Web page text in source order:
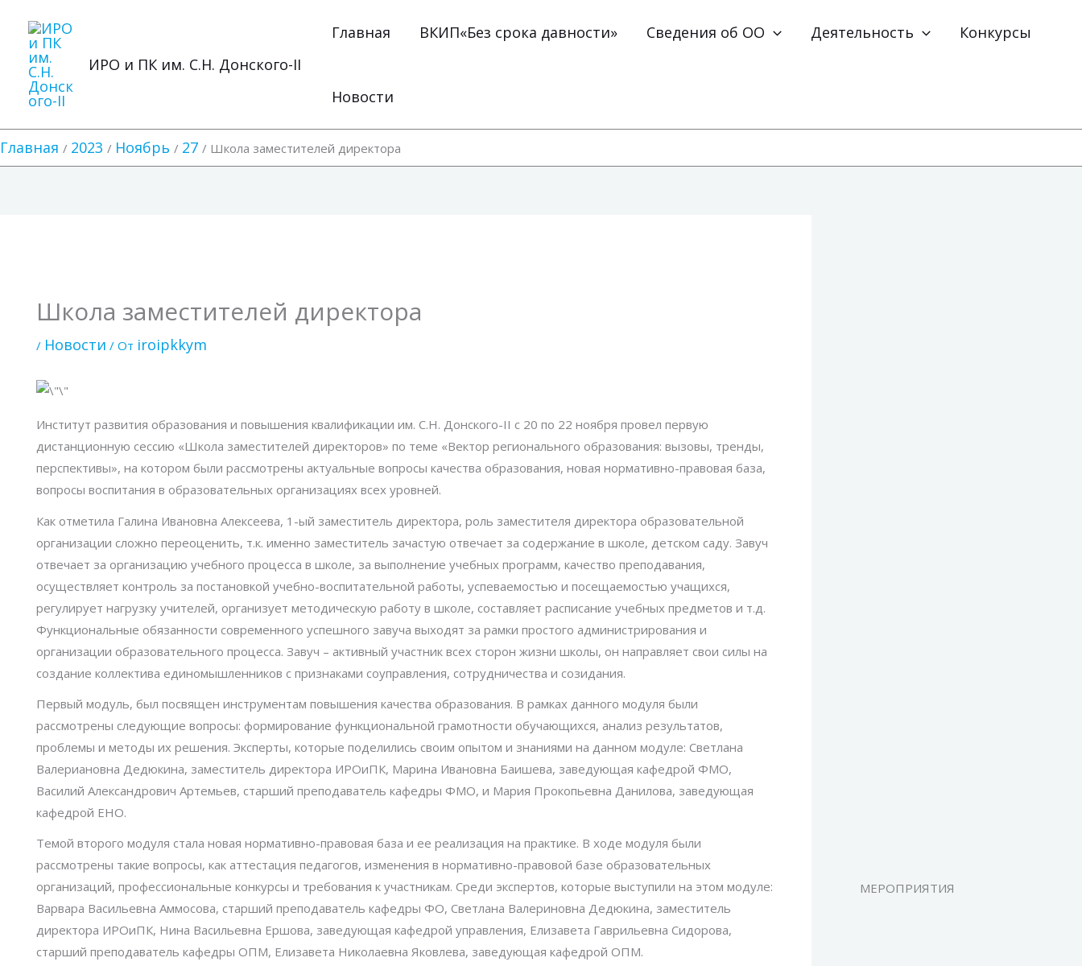
содержимому
ИРО и ПК им. С.Н. Донского-II
Главная ВКИП«Без срока давности» Сведения об ОО Деятельность Конкурсы
Новости
Главная 2023 Ноябрь 27 Школа заместителей директора
Школа заместителей директора
/ Новости / От iroipkkym
Институт развития образования и повышения квалификации им. С.Н. Донского-II с 20 по 22 ноября провел первую
дистанционную сессию «Школа заместителей директоров» по теме «Вектор регионального образования: вызовы, тренды,
перспективы», на котором были рассмотрены актуальные вопросы качества образования, новая нормативно-правовая база,
вопросы воспитания в образовательных организациях всех уровней.
Как отметила Галина Ивановна Алексеева, 1-ый заместитель директора, роль заместителя директора образовательной
организации сложно переоценить, т.к. именно заместитель зачастую отвечает за содержание в школе, детском саду. Завуч
отвечает за организацию учебного процесса в школе, за выполнение учебных программ, качество преподавания,
осуществляет контроль за постановкой учебно-воспитательной работы, успеваемостью и посещаемостью учащихся,
регулирует нагрузку учителей, организует методическую работу в школе, составляет расписание учебных предметов и т.д.
Функциональные обязанности современного успешного завуча выходят за рамки простого администрирования и
организации образовательного процесса. Завуч – активный участник всех сторон жизни школы, он направляет свои силы на
создание коллектива единомышленников с признаками соуправления, сотрудничества и созидания.
Первый модуль, был посвящен инструментам повышения качества образования. В рамках данного модуля были
рассмотрены следующие вопросы: формирование функциональной грамотности обучающихся, анализ результатов,
проблемы и методы их решения. Эксперты, которые поделились своим опытом и знаниями на данном модуле: Светлана
Валериановна Дедюкина, заместитель директора ИРОиПК, Марина Ивановна Баишева, заведующая кафедрой ФМО,
Василий Александрович Артемьев, старший преподаватель кафедры ФМО, и Мария Прокопьевна Данилова, заведующая
кафедрой ЕНО.
Темой второго модуля стала новая нормативно-правовая база и ее реализация на практике. В ходе модуля были
рассмотрены такие вопросы, как аттестация педагогов, изменения в нормативно-правовой базе образовательных
организаций, профессиональные конкурсы и требования к участникам. Среди экспертов, которые выступили на этом модуле:
Варвара Васильевна Аммосова, старший преподаватель кафедры ФО, Светлана Валериновна Дедюкина, заместитель
директора ИРОиПК, Нина Васильевна Ершова, заведующая кафедрой управления, Елизавета Гаврильевна Сидорова,
старший преподаватель кафедры ОПМ, Елизавета Николаевна Яковлева, заведующая кафедрой ОПМ.
МЕРОПРИЯТИЯ